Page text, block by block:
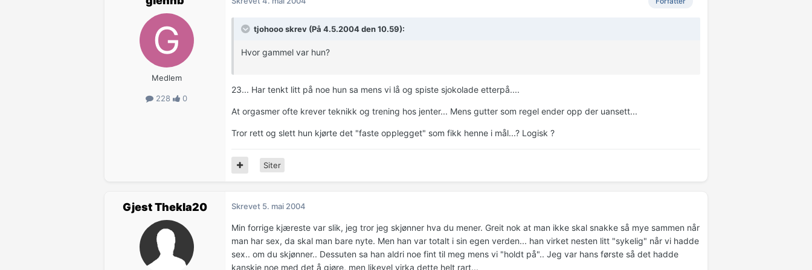
Medlem
228 0
tjohooo skrev (På 4.5.2004 den 10.59):
Hvor gammel var hun?
23... Har tenkt litt på noe hun sa mens vi lå og spiste sjokolade etterpå....
At orgasmer ofte krever teknikk og trening hos jenter... Mens gutter som regel ender opp der uansett...
Tror rett og slett hun kjørte det "faste opplegget" som fikk henne i mål...? Logisk ?
Siter
Gjest Thekla20 Skrevet 5. mai 2004
Min forrige kjæreste var slik, jeg tror jeg skjønner hva du mener. Greit nok at man ikke skal snakke så mye sammen når
man har sex, da skal man bare nyte. Men han var totalt i sin egen verden... han virket nesten litt "sykelig" når vi hadde
sex.. om du skjønner.. Dessuten sa han aldri noe fint til meg mens vi "holdt på".. Jeg var hans første så det hadde
kanskje noe med det å gjøre, men likevel virka dette helt rart...